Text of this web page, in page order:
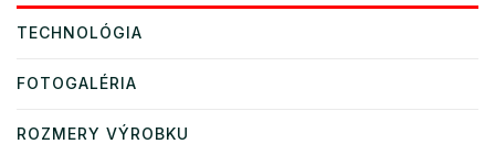
TECHNOLÓGIA
FOTOGALÉRIA
ROZMERY VÝROBKU